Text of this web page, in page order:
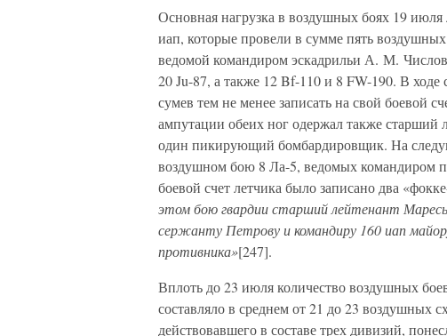
Основная нагрузка в воздушных боях 19 июля
иап, которые провели в сумме пять
ведомой командиром эскадрильи А. М.
20 Ju-87, а также 12 Bf-110 и 8 FW-190. В
сумев тем не менее записать на свой боевой
ампутации обеих ног одержал также
один пикирующий бомбардировщик. На
воздушном бою 8 Ла-5, ведомых командиром
боевой счет летчика было записано два
этом бою гвардии старший лейтенант
сержанту Петрову и командиру 160 иап
противника»[247].
Вплоть до 23 июля количество воздушных
составляло в среднем от 21 до 23 воздушных
действовавшего в составе трех дивизий,